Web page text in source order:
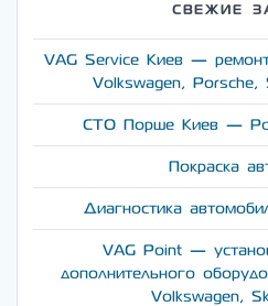
СВЕЖИЕ
VAG Service Киев —
Volkswagen, Porsche,
СТО Порше Киев —
Покраска
Диагностика
VAG Point —
дополнительного
Volkswagen,